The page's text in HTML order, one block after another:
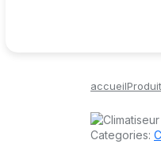
accueil
Categories: